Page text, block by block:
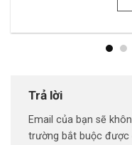
Trả lời
Email của bạn sẽ
trường bắt buộc được